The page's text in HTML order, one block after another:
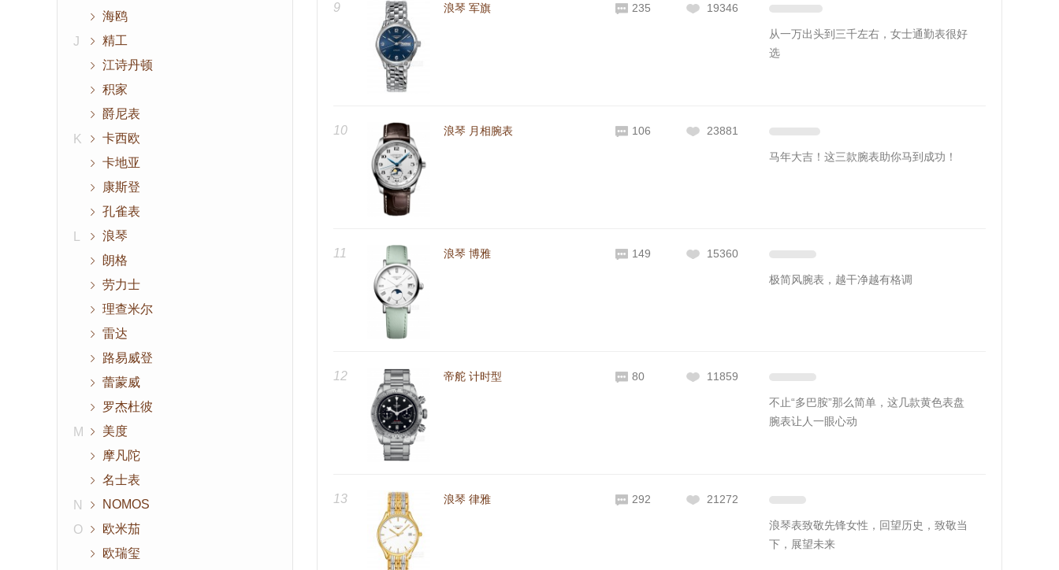
海鸥
J
精工
江诗丹顿
积家
爵尼表
K
卡西欧
卡地亚
康斯登
孔雀表
浪琴
朗格
劳力士
理查米尔
雷达
路易威登
蕾蒙威
罗杰杜彼
M
美度
摩凡陀
名士表
N
NOMOS
O
欧米茄
欧瑞玺
9 浪琴 军旗 235 19346
从一万出头到三千左右，女士通勤表很好
选
10 浪琴 月相腕表 106 23881
马年大吉！这三款腕表助你马到成功！
11 浪琴 博雅 149 15360
极简风腕表，越干净越有格调
12 帝舵 计时型 80 11859
不止“多巴胺”那么简单，这几款黄色表盘
腕表让人一眼心动
13 浪琴 律雅 292 21272
浪琴表致敬先锋女性，回望历史，致敬当
下，展望未来